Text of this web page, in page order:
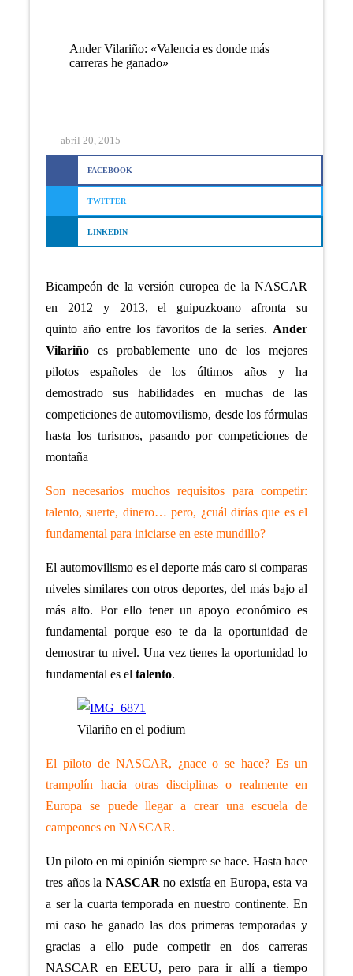
Ander Vilariño: «Valencia es donde más
carreras he ganado»
abril 20, 2015
FACEBOOK
TWITTER
LINKEDIN
Bicampeón de la versión europea de la NASCAR
en 2012 y 2013, el guipuzkoano afronta su
quinto año entre los favoritos de la series. Ander
Vilariño es probablemente uno de los mejores
pilotos españoles de los últimos años y ha
demostrado sus habilidades en muchas de las
competiciones de automovilismo, desde los fórmulas
hasta los turismos, pasando por competiciones de
montaña
Son necesarios muchos requisitos para competir:
talento, suerte, dinero… pero, ¿cuál dirías que es el
fundamental para iniciarse en este mundillo?
El automovilismo es el deporte más caro si comparas
niveles similares con otros deportes, del más bajo al
más alto. Por ello tener un apoyo económico es
fundamental porque eso te da la oportunidad de
demostrar tu nivel. Una vez tienes la oportunidad lo
fundamental es el talento.
Vilariño en el podium
El piloto de NASCAR, ¿nace o se hace? Es un
trampolín hacia otras disciplinas o realmente en
Europa se puede llegar a crear una escuela de
campeones en NASCAR.
Un piloto en mi opinión siempre se hace. Hasta hace
tres años la NASCAR no existía en Europa, esta va
a ser la cuarta temporada en nuestro continente. En
mi caso he ganado las dos primeras temporadas y
gracias a ello pude competir en dos carreras
NASCAR en EEUU, pero para ir allí a tiempo